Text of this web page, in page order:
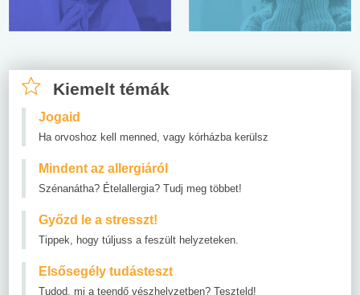
Kiemelt témák
Jogaid
Ha orvoshoz kell menned, vagy kórházba kerülsz
Mindent az allergiáról
Szénanátha? Ételallergia? Tudj meg többet!
Győzd le a stresszt!
Tippek, hogy túljuss a feszült helyzeteken.
Elsősegély tudásteszt
Tudod, mi a teendő vészhelyzetben? Teszteld!